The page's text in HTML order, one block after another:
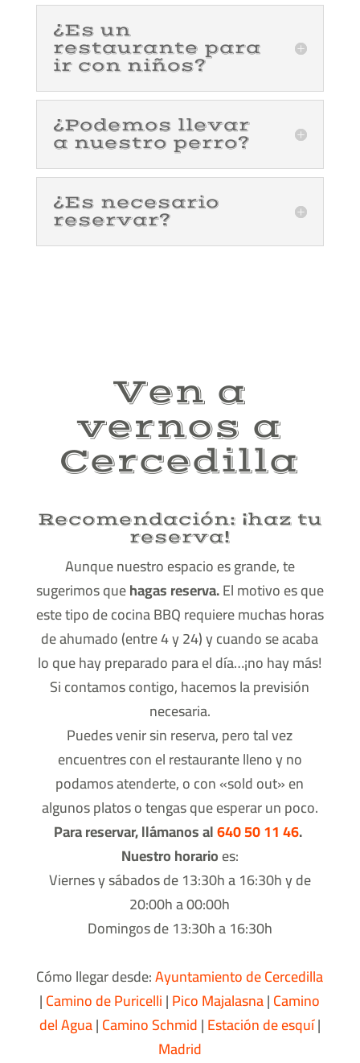
¿Es un
restaurante para
ir con niños?
¿Podemos llevar
a nuestro perro?
¿Es necesario
reservar?
Ven a
vernos a
Cercedilla
Recomendación: ¡haz tu
reserva!
Aunque nuestro espacio es grande, te
sugerimos quehagas reserva.El motivo es que
este tipo de cocina BBQ requiere muchas horas
de ahumado (entre 4 y 24) y cuando se acaba
lo que hay preparado para el día…¡no hay más!
Si contamos contigo, hacemos la previsión
necesaria.
Puedes venir sin reserva, pero tal vez
encuentres con el restaurante lleno y no
podamos atenderte, o con «sold out» en
algunos platos o tengas que esperar un poco.
Para reservar, llámanos al640 50 11 46.
Nuestro horarioes:
Viernes y sábados de 13:30h a 16:30h y de
20:00h a 00:00h
Domingos de 13:30h a 16:30h
Cómo llegar desde:Ayuntamiento de Cercedilla
|Camino de Puricelli|Pico Majalasna|Camino
del Agua|Camino Schmid|Estación de esquí|
Madrid